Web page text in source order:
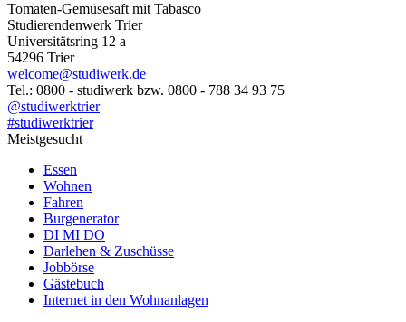
Tomaten-Gemüsesaft mit Tabasco
Studierendenwerk Trier
Universitätsring 12 a
54296 Trier
welcome@studiwerk.de
Tel.: 0800 - studiwerk bzw. 0800 - 788 34 93 75
@studiwerktrier
#studiwerktrier
Meistgesucht
Essen
Wohnen
Fahren
Burgenerator
DI MI DO
Darlehen & Zuschüsse
Jobbörse
Gästebuch
Internet in den Wohnanlagen